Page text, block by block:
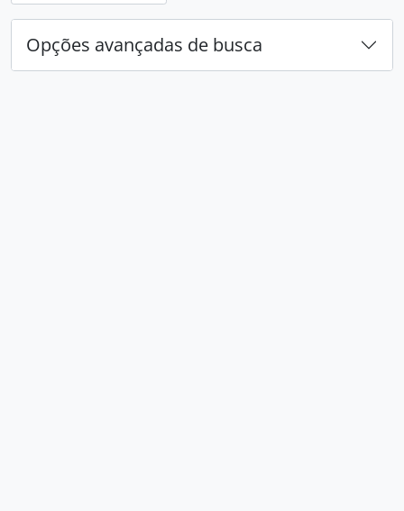
Opções avançadas de busca